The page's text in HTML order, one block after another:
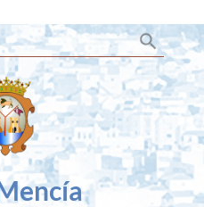
Botón de búsqueda